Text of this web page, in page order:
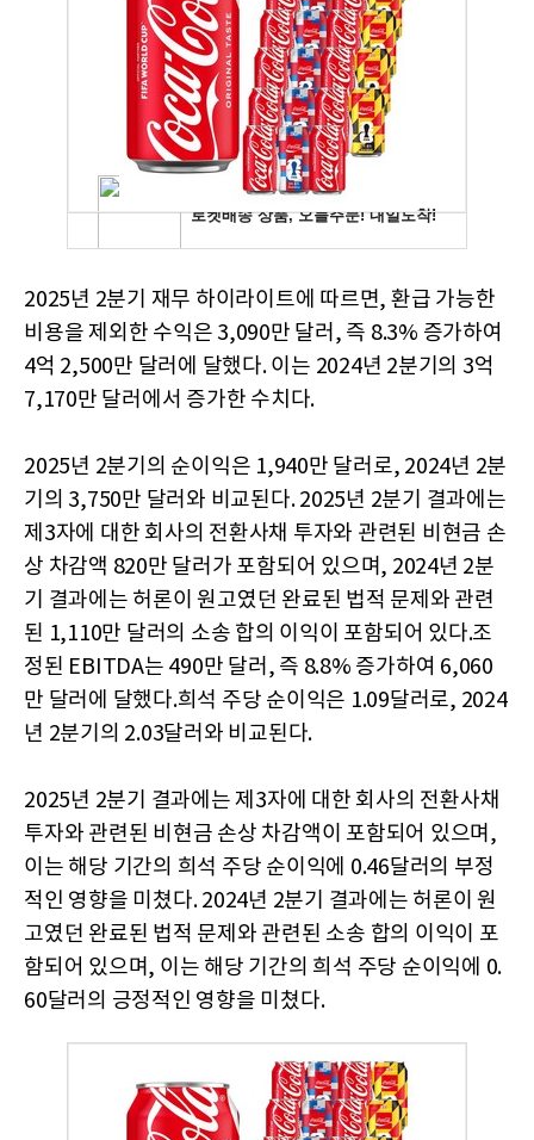
2025년 2분기 재무 하이라이트에 따르면, 환급 가능한
비용을 제외한 수익은 3,090만 달러, 즉 8.3% 증가하여
4억 2,500만 달러에 달했다. 이는 2024년 2분기의 3억
7,170만 달러에서 증가한 수치다.
2025년 2분기의 순이익은 1,940만 달러로, 2024년 2분
기의 3,750만 달러와 비교된다. 2025년 2분기 결과에는
제3자에 대한 회사의 전환사채 투자와 관련된 비현금 손
상 차감액 820만 달러가 포함되어 있으며, 2024년 2분
기 결과에는 허론이 원고였던 완료된 법적 문제와 관련
된 1,110만 달러의 소송 합의 이익이 포함되어 있다.조
정된 EBITDA는 490만 달러, 즉 8.8% 증가하여 6,060
만 달러에 달했다.희석 주당 순이익은 1.09달러로, 2024
년 2분기의 2.03달러와 비교된다.
2025년 2분기 결과에는 제3자에 대한 회사의 전환사채
투자와 관련된 비현금 손상 차감액이 포함되어 있으며,
이는 해당 기간의 희석 주당 순이익에 0.46달러의 부정
적인 영향을 미쳤다. 2024년 2분기 결과에는 허론이 원
고였던 완료된 법적 문제와 관련된 소송 합의 이익이 포
함되어 있으며, 이는 해당 기간의 희석 주당 순이익에 0.
60달러의 긍정적인 영향을 미쳤다.